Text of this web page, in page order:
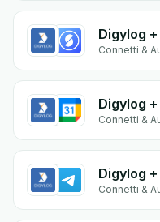
Digylog
Connetti &
Digylog
Connetti &
Digylog
Connetti &